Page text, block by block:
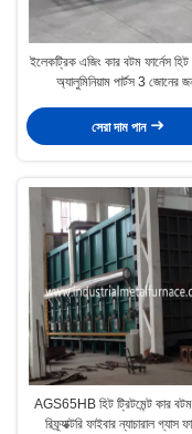
ইলেকট্রিক এজিং কার বটম ফার্নেস হিট
অ্যালুমিনিয়াম পার্টস 3 জোনের
সেরা দাম পান
AGS65HB হিট ট্রিটমেন্ট কার বটম
রিফ্র্যাক্টরি ফাইবার ন্যাচারাল গ্যাস